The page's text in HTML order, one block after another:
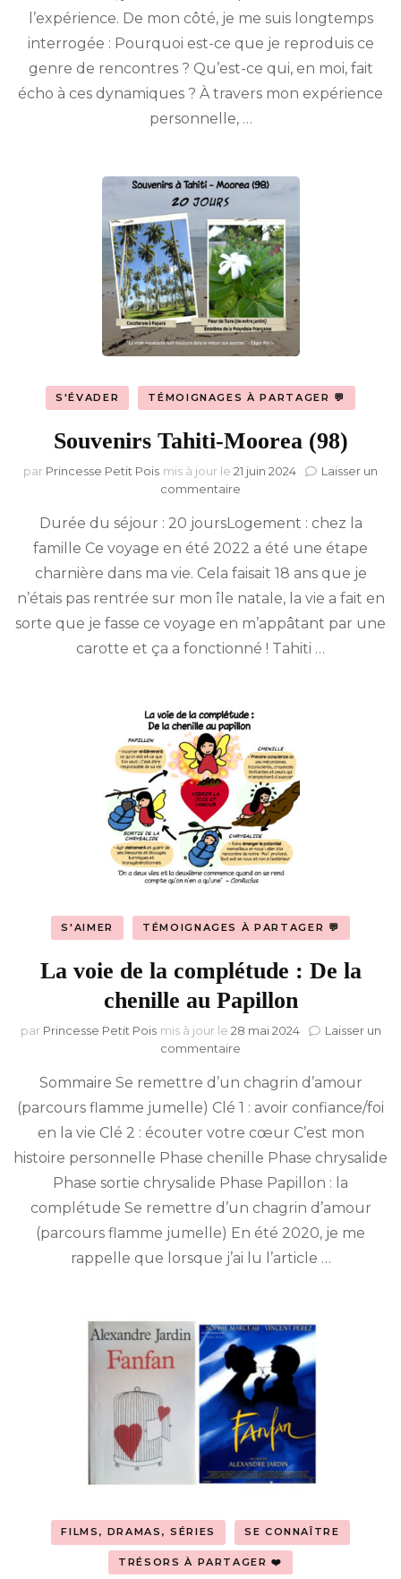
l’expérience. De mon côté, je me suis longtemps
interrogée : Pourquoi est-ce que je reproduis ce
genre de rencontres ? Qu’est-ce qui, en moi, fait
écho à ces dynamiques ? À travers mon expérience
personnelle, …
S'ÉVADER TÉMOIGNAGES À PARTAGER 💬
Souvenirs Tahiti-Moorea (98)
par Princesse Petit Pois mis à jour le 21 juin 2024
Laisser un
commentaire
Tahiti-
Moorea
Durée du séjour : 20 joursLogement : chez la
famille Ce voyage en été 2022 a été une étape
charnière dans ma vie. Cela faisait 18 ans que je
n’étais pas rentrée sur mon île natale, la vie a fait en
sorte que je fasse ce voyage en m’appâtant par une
carotte et ça a fonctionné ! Tahiti …
S'AIMER TÉMOIGNAGES À PARTAGER 💬
La voie de la complétude : De la
chenille au Papillon
par Princesse Petit Pois mis à jour le 28 mai 2024
Laisser un
commentaire
voie
de
complétude :
De
chenille
au
Papillon
Sommaire Se remettre d’un chagrin d’amour
(parcours flamme jumelle) Clé 1 : avoir confiance/foi
en la vie Clé 2 : écouter votre cœur C’est mon
histoire personnelle Phase chenille Phase chrysalide
Phase sortie chrysalide Phase Papillon : la
complétude Se remettre d’un chagrin d’amour
(parcours flamme jumelle) En été 2020, je me
rappelle que lorsque j’ai lu l’article …
FILMS, DRAMAS, SÉRIES SE CONNAÎTRE
TRÉSORS À PARTAGER ❤️